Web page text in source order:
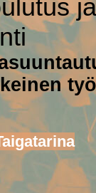
ja
tarina